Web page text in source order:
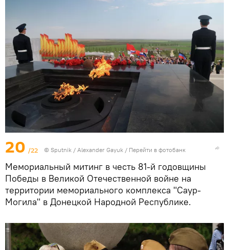
20 /22 © Sputnik / Alexander Gayuk / Перейти в фотобанк
Мемориальный митинг в честь 81-й годовщины
Победы в Великой Отечественной войне на
территории мемориального комплекса "Саур-
Могила" в Донецкой Народной Республике.